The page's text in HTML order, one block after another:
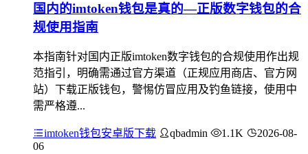
国内的imtoken钱包是真的—正版数字钱包的合
规使用指南
本指南针对国内正版imtoken数字钱包的合规使用作出规
范指引，明确需通过官方渠道（正规应用商店、官方网
站）下载正版钱包，警惕仿冒应用及钓鱼链接，使用中
需严格遵...
imtoken钱包安卓版下载 qbadmin 1.1K
2026-08-
06